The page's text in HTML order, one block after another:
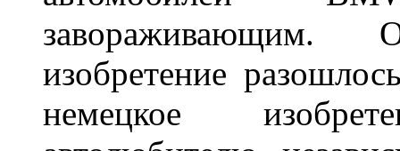
завораживающим.
изобретение
немецкое